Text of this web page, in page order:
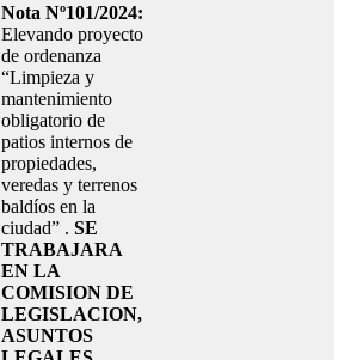
Nota Nº101/2024:
Elevando proyecto
de ordenanza
“Limpieza y
mantenimiento
obligatorio de
patios internos de
propiedades,
veredas y terrenos
baldíos en la
ciudad” . SE
TRABAJARA
EN LA
COMISION DE
LEGISLACION,
ASUNTOS